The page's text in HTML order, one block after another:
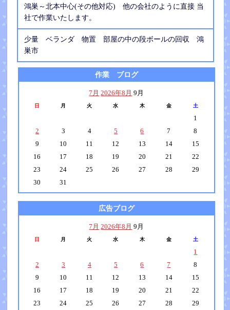
鴻巣～北本中心(その他対応) 他の会社のように直接 当
社で作業いたします。
少量 ベランダ 物置 部屋の中の段ボールの回収 鴻
巣市
作業 ブログ
7月 2026年8月 9月
日 月 火 水 木 金 土
1
2
3 4 5 6 7
8
9
10 11 12 13 14
15
16
17 18 19 20 21
22
23
24 25 26 27 28
29
30
31
広告ブログ
7月 2026年8月 9月
日 月 火 水 木 金 土
1
2
3 4 5 6 7
8
9
10 11 12 13 14
15
16
17 18 19 20 21
22
23
24 25 26 27 28
29